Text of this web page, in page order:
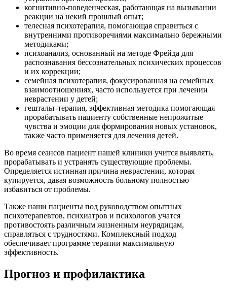
когнитивно-поведенческая, работающая на вызывании
реакции на некий прошлый опыт;
телесная психотерапия, помогающая справиться с
внутренними противоречиями максимально бережными
методиками;
психоанализ, основанный на методе Фрейда для
распознавания бессознательных психических процессов
и их коррекции;
семейная психотерапия, фокусированная на семейных
взаимоотношениях, часто используется при лечении
неврастении у детей;
гештальт-терапия, эффективная методика помогающая
прорабатывать пациенту собственные непрожитые
чувства и эмоции для формирования новых установок,
также часто применяется для лечения детей.
Во время сеансов пациент нашей клиники учится выявлять,
прорабатывать и устранять существующие проблемы.
Определяется истинная причина неврастении, которая
купируется, давая возможность больному полностью
избавиться от проблемы.
Также наши пациенты под руководством опытных
психотерапевтов, психиатров и психологов учатся
противостоять различным жизненным неурядицам,
справляться с трудностями. Комплексный подход
обеспечивает программе терапии максимальную
эффективность.
Прогноз и профилактика